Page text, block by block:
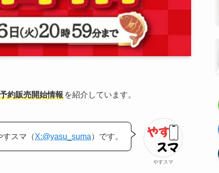
約販売開始情報 を紹介しています。
やすスマ
すスマ（X:@yasu_suma）です。